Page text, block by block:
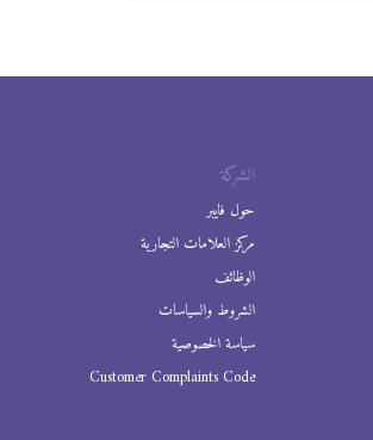
الشركة
حول فايبر
مركز العلامات التجارية
الوظائف
الشروط والسياسات
سياسة الخصوصية
Customer Complaints Code